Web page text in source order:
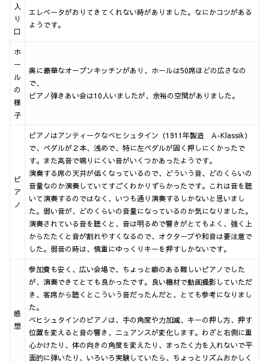
入
り
口
エレベータがおりてきてくれない時がありました。なにかコツがある
ようです。
ホ
ー
ル
の
様
子
奥に豪華なオープンキッチンがあり、ホールは50席ほどの広さなの
で、
ピアノ弾きあい会は10人いましたが、余裕の空間がありました。
ピ
ア
ノ
ピアノはアンティークなベヒシュタイン（1911年製造 A-Klassik）
で、ペダルが２本、浅めで、特に左ペダルが固く押しにくかったで
す。また高音で鳴りにくい音がいくつかあったようです。
演奏する席の天井が低くなっているので、どういう音、どのくらいの
音量なのか演奏していてすごくわかりずらかったです。これは音を聴
いて演奏するのではなく、いつも通り演奏するしかないと思いまし
た。弱い音が、どのくらいの音量になっているのか気になりました。
演奏されている音を聴くと、音は明るめで響きがとてもよく、強く上
からたたくと音が割れやすくなるので、オクターブや和音は要注意で
した。弱音の時は、慎重にゆっくりキーを押すしかないです。
感
想
参加費も安く、広い会場で、ちょっと癖のある難しいピアノでした
が、演奏できてとても良かったです。良い機材で動画撮影していただ
き、客席から聴くとこういう音だったんだと、とても参考になりまし
た。
ベヒシュタインのピアノは、手の角度や力加減、キーの押し方、押す
位置を変えると音の響き、ニュアンスが変化します。わざと右側に重
心かけたり、体の向きの角度を変えたり、まったく力を入れないで平
面的に弾いたり、いろいろ実験していたら、ちょっとリズムおかしく